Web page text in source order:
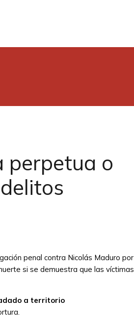
perpetua o
penal contra Nicolás Maduro por
si se demuestra que las víctimas
a territorio